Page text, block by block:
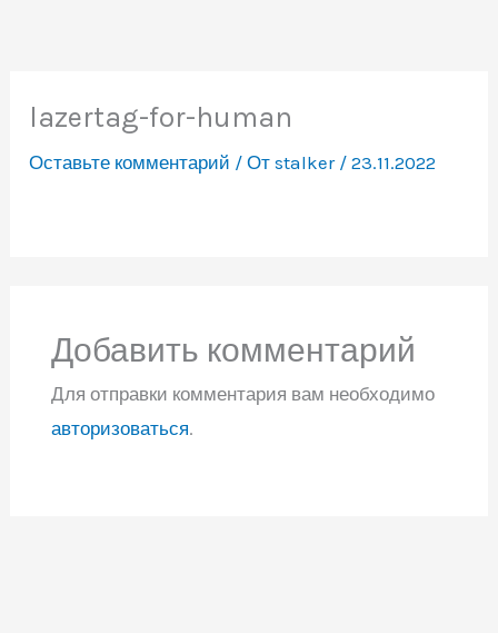
lazertag-for-human
Оставьте комментарий / Отstalker /23.11.2022
Добавить комментарий
Для отправки комментария вам необходимо
авторизоваться.